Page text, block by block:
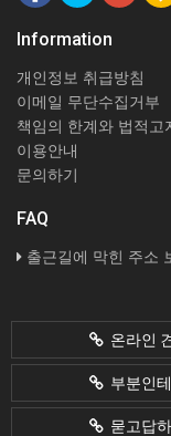
Information
개인정보 취급방침
이메일 무단수집거부
책임의 한계와 법적고
이용안내
문의하기
FAQ
출근길에 막힌 주소
온라인
부분인
묻고답